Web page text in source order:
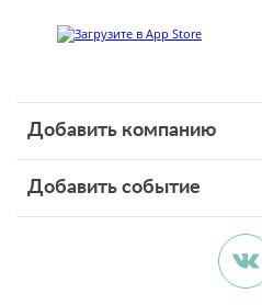
Добавить компанию
Добавить событие